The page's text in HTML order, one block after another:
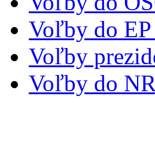
Voľby do EP
Voľby
Voľby do